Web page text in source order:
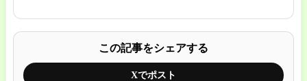
この記事をシェアする
Xでポスト